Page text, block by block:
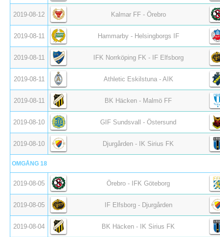
2019-08-12 Kalmar FF - Örebro
2019-08-11 Hammarby - Helsingborgs IF
2019-08-11 IFK Norrköping FK - IF Elfsborg
2019-08-11 Athletic Eskilstuna - AIK
2019-08-11 BK Häcken - Malmö FF
2019-08-10 GIF Sundsvall - Östersund
2019-08-10 Djurgården - IK Sirius FK
OMGÅNG 18
2019-08-05 Örebro - IFK Göteborg
2019-08-05 IF Elfsborg - Djurgården
2019-08-04 BK Häcken - IK Sirius FK